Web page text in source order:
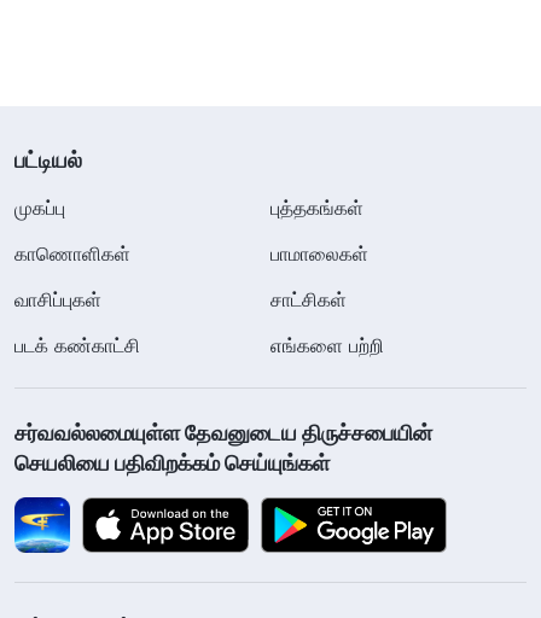
பட்டியல்
முகப்பு
புத்தகங்கள்
காணொளிகள்
பாமாலைகள்
வாசிப்புகள்
சாட்சிகள்
படக் கண்காட்சி
எங்களை பற்றி
சர்வவல்லமையுள்ள தேவனுடைய திருச்சபையின்
செயலியை பதிவிறக்கம் செய்யுங்கள்